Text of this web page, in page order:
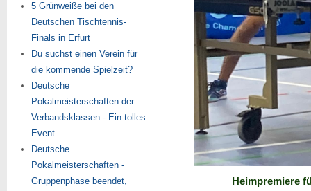
Heimpremiere
5 Grünweiße bei den
Deutschen Tischtennis-
Finals in Erfurt
Du suchst einen Verein für
die kommende Spielzeit?
Deutsche
Pokalmeisterschaften der
Verbandsklassen - Ein tolles
Event
Deutsche
Pokalmeisterschaften -
Gruppenphase beendet,